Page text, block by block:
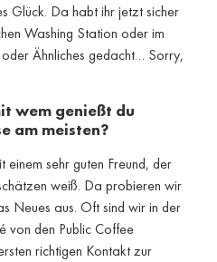
Glück. Da habt ihr jetzt sicher
Washing Station oder im
Ähnliches gedacht… Sorry,
genießt du
am meisten?
einem sehr guten Freund, der
weiß. Da probieren wir
Neues aus. Oft sind wir in der
von den Public Coffee
richtigen Kontakt zur